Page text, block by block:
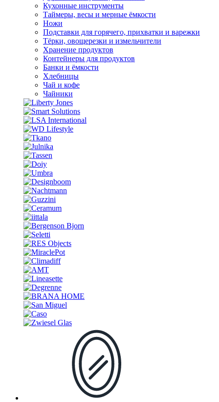
Кухонные инструменты
Таймеры, весы и мерные ёмкости
Ножи
Подставки для горячего, прихватки и варежки
Тёрки, овощерезки и измельчители
Хранение продуктов
Контейнеры для продуктов
Банки и ёмкости
Хлебницы
Чай и кофе
Чайники